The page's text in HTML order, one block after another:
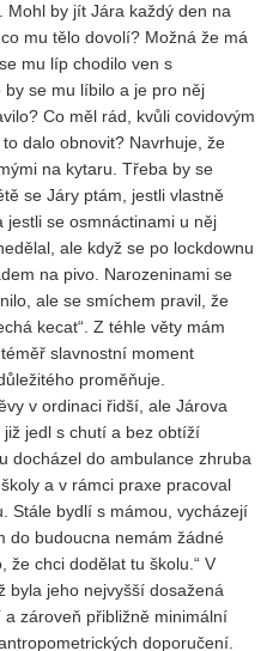
by jít Jára každý den na
mu tělo dovolí? Možná že má
mu líp chodilo ven s
se mu líbilo a je pro něj
Co měl rád, kvůli covidovým
dalo obnovit? Navrhuje, že
na kytaru. Třeba by se
se Járy ptám, jestli vlastně
jestli se osmnáctinami u něj
ale když se po lockdownu
na pivo. Narozeninami se
ale se smíchem pravil, že
kecat“. Z téhle věty mám
slavnostní moment
proměňuje.
v ordinaci řidší, ale Járova
jedl s chutí a bez obtíží
docházel do ambulance zhruba
a v rámci praxe pracoval
Stále bydlí s mámou, vycházejí
do budoucna nemám žádné
že chci dodělat tu školu.“ V
byla jeho nejvyšší dosažená
zároveň přibližně minimální
doporučení.